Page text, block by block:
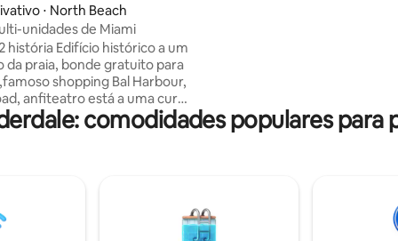
⋅ North Beach
unidades de Miami
história Edifício histórico a um
da praia, bonde gratuito para
shopping Bal Harbour,
anfiteatro está a uma curta
shows gratuitos,
ao ar livre gratuito, Wi-Fi
fica a 10 minutos de
sem barulho ou tráfego
peça ao anfitrião para ajustar.
comodidades populares para